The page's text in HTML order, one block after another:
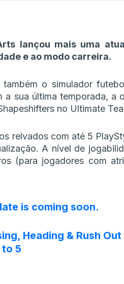
lançou mais uma
e ao modo carreira.
o simulador
a sua última temporada, a
no Ultimate
relvados com até 5
A nível de
(para jogadores com
is coming soon.
Heading & Rush
to 5